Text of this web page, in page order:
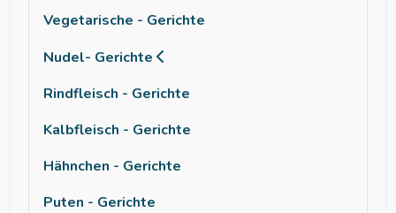
Vegetarische - Gerichte
Nudel- Gerichte
Rindfleisch - Gerichte
Kalbfleisch - Gerichte
Hähnchen - Gerichte
Puten - Gerichte